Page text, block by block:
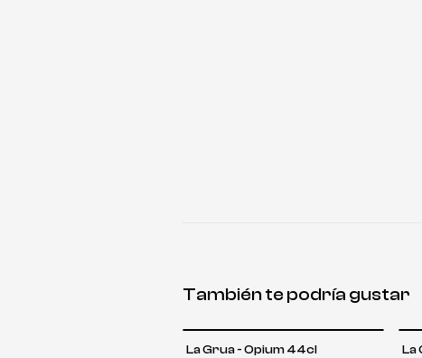
También te podría gustar
La Grua - Opium 44cl La